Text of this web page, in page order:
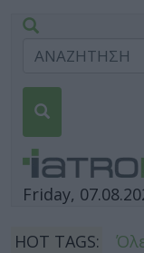
Friday,
HOT TAGS: